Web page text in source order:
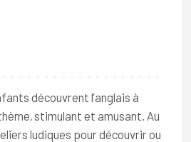
découvrent l’anglais à
stimulant et amusant. Au
ludiques pour découvrir ou